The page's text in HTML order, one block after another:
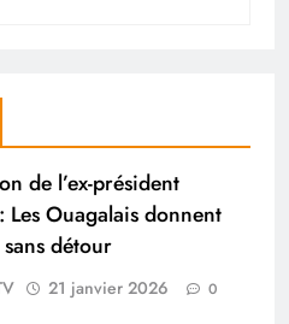
de l’ex-président
Les Ouagalais donnent
détour
21 janvier 2026 0